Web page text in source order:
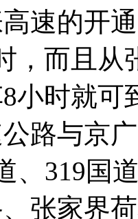
速的开
，而且从
小时就可
与京广
、319国
张家界